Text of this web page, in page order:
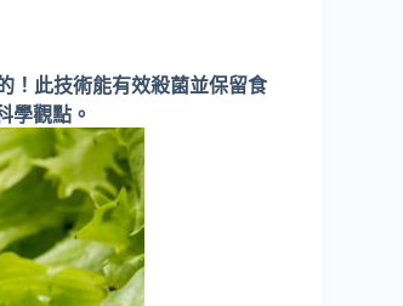
！此技術能有效殺菌並保留食
學觀點。